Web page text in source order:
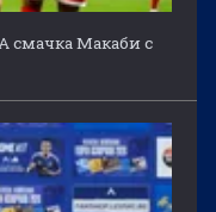
Макаби с